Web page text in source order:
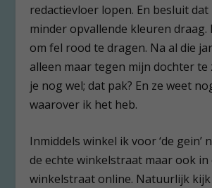
redactievloer lopen. En besluit
minder opvallende kleuren draag.
om fel rood te dragen. Na al die
alleen maar tegen mijn dochter te
je nog wel; dat pak? En ze weet
waarover ik het heb.
Inmiddels winkel ik voor ‘de gein’
de echte winkelstraat maar ook in
winkelstraat online. Natuurlijk